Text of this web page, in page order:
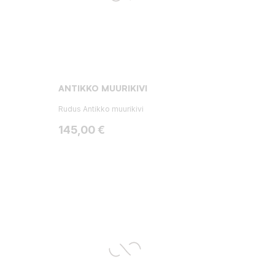
ANTIKKO MUURIKIVI
Rudus Antikko muurikivi
Hinta
145,00 €